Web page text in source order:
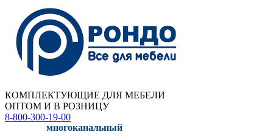
КОМПЛЕКТУЮЩИЕ ДЛЯ МЕБЕЛИ
ОПТОМ И В РОЗНИЦУ
8-800-300-19-00
многоканальный